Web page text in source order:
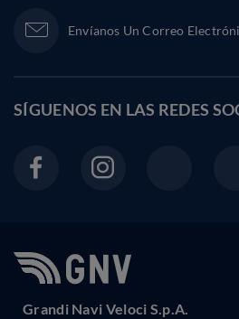
Envíanos Un Correo
SÍGUENOS EN LAS REDES
Grandi Navi Veloci S.p.A.